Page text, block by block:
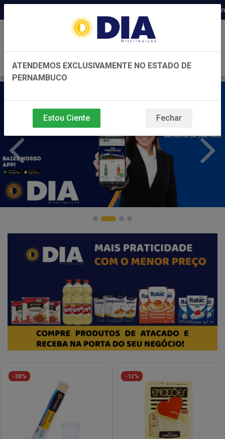
Distribuidora há 22 anos em
-28% -12%
ATENDEMOS EXCLUSIVAMENTE NO ESTADO DE
PERNAMBUCO
Estou Ciente Fechar